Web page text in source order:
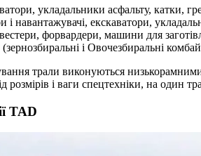
укладальники асфальту, катки,
і навантажувачі, екскаватори,
форвардери, машини для
(зернозбиральні і Овочезбиральні
трали виконуються
розмірів і ваги спецтехніки, на один
TAD